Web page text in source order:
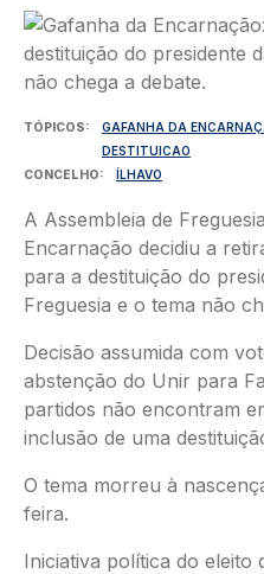
Imagem
TÓPICOS GAFANHA DA
DESTITUICAO
CONCELHO
ÍLHAVO
A Assembleia de
Encarnação decidiu a
para a destituição do
Freguesia e o tema não
Decisão assumida com
abstenção do Unir para
partidos não encontram
inclusão de uma
O tema morreu à
feira.
Iniciativa política do eleito